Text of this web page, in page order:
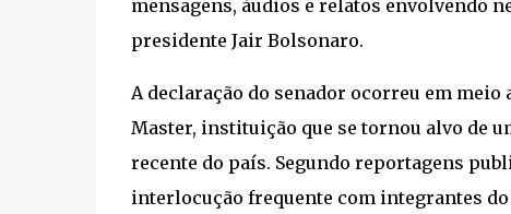
mensagens, áudios e relatos envolvendo
presidente Jair Bolsonaro.
A declaração do senador ocorreu em meio
Master, instituição que se tornou alvo de
recente do país. Segundo reportagens
interlocução frequente com integrantes